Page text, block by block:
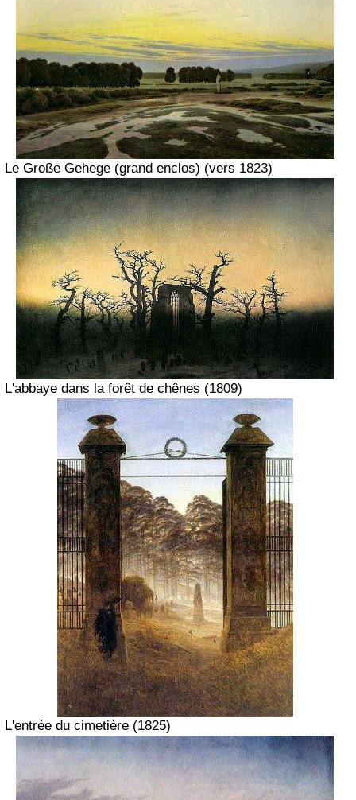
Le Große Gehege (grand enclos) (vers 1823)
L'abbaye dans la forêt de chênes (1809)
L'entrée du cimetière (1825)